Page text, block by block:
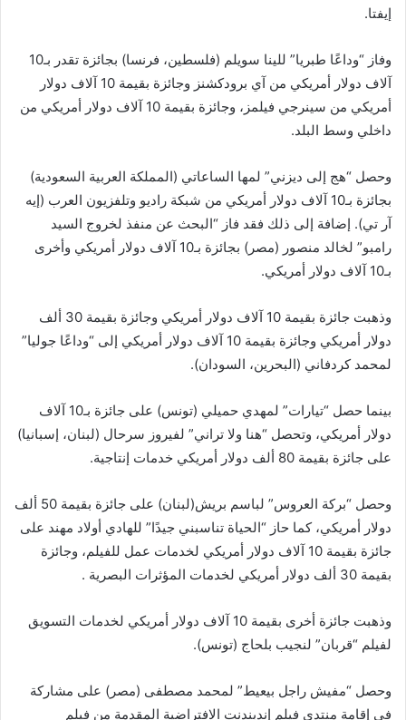
إيفتا.
وفاز “وداعًا طبريا” للينا سويلم (فلسطين، فرنسا) بجائزة تقدر بـ10
آلاف دولار أمريكي من آي برودكشنز وجائزة بقيمة 10 آلاف دولار
أمريكي من سينرجي فيلمز، وجائزة بقيمة 10 آلاف دولار أمريكي من
داخلي وسط البلد.
وحصل “هج إلى ديزني” لمها الساعاتي (المملكة العربية السعودية)
بجائزة بـ10 آلاف دولار أمريكي من شبكة راديو وتلفزيون العرب (إيه
آر تي). إضافة إلى ذلك فقد فاز “البحث عن منفذ لخروج السيد
رامبو” لخالد منصور (مصر) بجائزة بـ10 آلاف دولار أمريكي وأخرى
بـ10 آلاف دولار أمريكي.
وذهبت جائزة بقيمة 10 آلاف دولار أمريكي وجائزة بقيمة 30 ألف
دولار أمريكي وجائزة بقيمة 10 آلاف دولار أمريكي إلى “وداعًا جوليا”
لمحمد كردفاني (البحرين، السودان).
بينما حصل “تيارات” لمهدي حميلي (تونس) على جائزة بـ10 آلاف
دولار أمريكي، وتحصل “هنا ولا تراني” لفيروز سرحال (لبنان، إسبانيا)
على جائزة بقيمة 80 ألف دولار أمريكي خدمات إنتاجية.
وحصل “بركة العروس” لباسم بريش(لبنان) على جائزة بقيمة 50 ألف
دولار أمريكي، كما حاز “الحياة تناسبني جيدًا” للهادي أولاد مهند على
جائزة بقيمة 10 آلاف دولار أمريكي لخدمات عمل للفيلم، وجائزة
بقيمة 30 ألف دولار أمريكي لخدمات المؤثرات البصرية .
وذهبت جائزة أخرى بقيمة 10 آلاف دولار أمريكي لخدمات التسويق
لفيلم “قربان” لنجيب بلحاج (تونس).
وحصل “مفيش راجل بيعيط” لمحمد مصطفى (مصر) على مشاركة
في إقامة منتدى فيلم إندبندنت الافتراضية المقدمة من فيلم